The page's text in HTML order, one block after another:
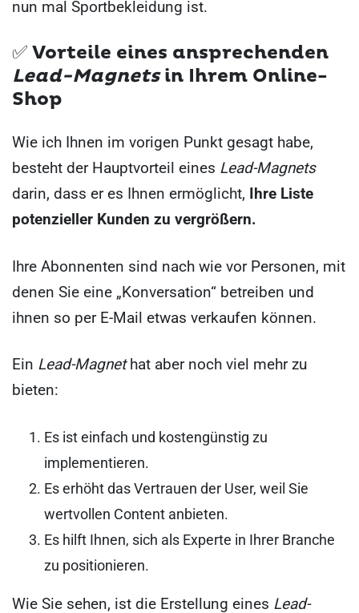
nun mal Sportbekleidung ist.
✅ Vorteile eines ansprechenden
Lead-Magnetsin Ihrem Online-
Shop
Wie ich Ihnen im vorigen Punkt gesagt habe,
besteht der Hauptvorteil eines Lead-Magnets
darin, dass er es Ihnen ermöglicht, Ihre Liste
potenzieller Kunden zu vergrößern.
Ihre Abonnenten sind nach wie vor Personen, mit
denen Sie eine „Konversation“ betreiben und
ihnen so per E-Mail etwas verkaufen können.
Ein Lead-Magnethat aber noch viel mehr zu
bieten:
Es ist einfach und kostengünstig zu
implementieren.
Es erhöht das Vertrauen der User, weil Sie
wertvollen Content anbieten.
Es hilft Ihnen, sich als Experte in Ihrer Branche
zu positionieren.
Wie Sie sehen, ist die Erstellung eines Lead-